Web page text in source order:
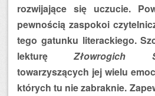
rozwijające się uczucie.
pewnością zaspokoi
tego gatunku literackiego.
lekturęZłowrogich
towarzyszących jej wielu
których tu nie zabraknie.